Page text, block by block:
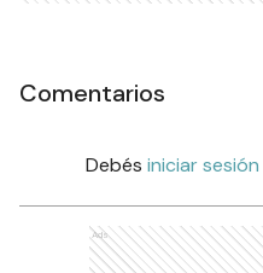
Comentarios
Debés iniciar sesión
Ads